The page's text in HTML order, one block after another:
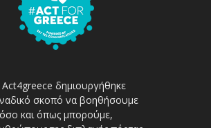
δημιουργήθηκε
σκοπό να βοηθήσουμε
όσο και όπως μπορούμε,